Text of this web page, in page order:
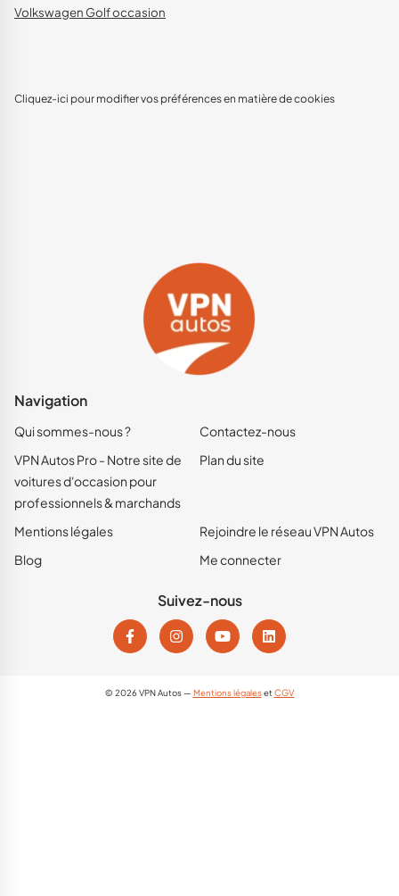
Volkswagen Golf occasion
Cliquez-ici pour modifier vos préférences en matière de cookies
Navigation
Qui sommes-nous ?
Contactez-nous
VPN Autos Pro - Notre site de
voitures d'occasion pour
professionnels & marchands
Plan du site
Mentions légales
Rejoindre le réseau VPN Autos
Blog
Me connecter
Suivez-nous
© 2026 VPN Autos — Mentions légales et